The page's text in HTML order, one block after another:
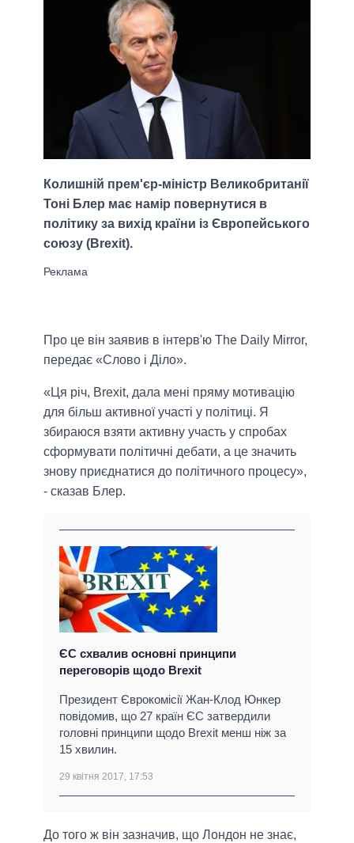
Колишній прем'єр-міністр Великобританії
Тоні Блер має намір повернутися в
політику за вихід країни із Європейського
союзу (Brexit).
Про це він заявив в інтерв'ю The Daily Mirror,
передає «Слово і Діло».
«Ця річ, Brexit, дала мені пряму мотивацію
для більш активної участі у політиці. Я
збираюся взяти активну участь у спробах
сформувати політичні дебати, а це значить
знову приєднатися до політичного процесу»,
- сказав Блер.
ЄС схвалив основні принципи
переговорів щодо Brexit
Президент Єврокомісії Жан-Клод Юнкер
повідомив, що 27 країн ЄС затвердили
головні принципи щодо Brexit менш ніж за
15 хвилин.
29 квітня 2017, 17:53
До того ж він зазначив, що Лондон не знає,